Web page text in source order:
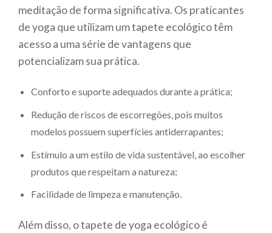
meditação de forma significativa. Os praticantes
de yoga que utilizam um tapete ecológico têm
acesso a uma série de vantagens que
potencializam sua prática.
Conforto e suporte adequados durante a prática;
Redução de riscos de escorregões, pois muitos
modelos possuem superfícies antiderrapantes;
Estímulo a um estilo de vida sustentável, ao escolher
produtos que respeitam a natureza;
Facilidade de limpeza e manutenção.
Além disso, o tapete de yoga ecológico é